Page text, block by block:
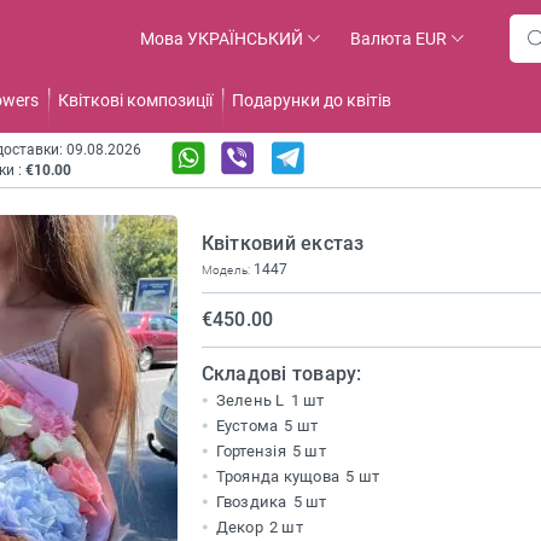
Мова УКРАЇНСЬКИЙ Валюта EUR
Квіткові композиції Подарунки до квітів
09.08.2026
: €10.00
Квітковий екстаз
Модель: 1447
€450.00
Складові товару:
Зелень L 1 шт
Еустома 5 шт
Гортензія 5 шт
Троянда кущова 5 шт
Гвоздика 5 шт
Декор 2 шт